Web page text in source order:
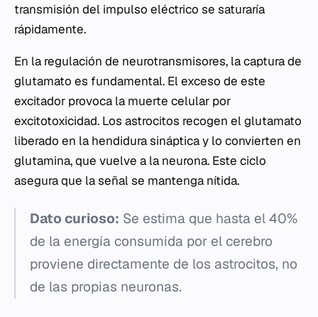
transmisión del impulso eléctrico se saturaría
rápidamente.
En la regulación de neurotransmisores, la captura de
glutamato es fundamental. El exceso de este
excitador provoca la muerte celular por
excitotoxicidad. Los astrocitos recogen el glutamato
liberado en la hendidura sináptica y lo convierten en
glutamina, que vuelve a la neurona. Este ciclo
asegura que la señal se mantenga nítida.
Dato curioso: Se estima que hasta el 40%
de la energía consumida por el cerebro
proviene directamente de los astrocitos, no
de las propias neuronas.